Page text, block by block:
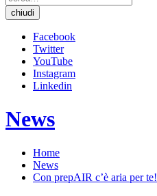
chiudi
Facebook
Twitter
YouTube
Instagram
Linkedin
News
Home
News
Con prepAIR c’è aria per te!